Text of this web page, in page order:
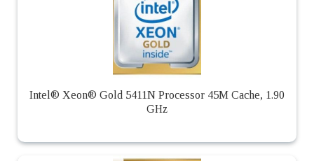
Intel® Xeon® Gold 5411N Processor 45M Cache, 1.90
GHz